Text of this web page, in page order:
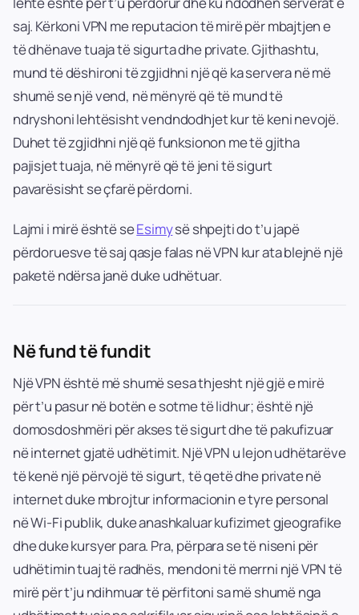
saj. Kërkoni VPN me reputacion të mirë për mbajtjen e
të dhënave tuaja të sigurta dhe private. Gjithashtu,
mund të dëshironi të zgjidhni një që ka servera në më
shumë se një vend, në mënyrë që të mund të
ndryshoni lehtësisht vendndodhjet kur të keni nevojë.
Duhet të zgjidhni një që funksionon me të gjitha
pajisjet tuaja, në mënyrë që të jeni të sigurt
pavarësisht se çfarë përdorni.
Lajmi i mirë është seEsimysë shpejti do t’u japë
përdoruesve të saj qasje falas në VPN kur ata blejnë një
paketë ndërsa janë duke udhëtuar.
Në fund të fundit
Një VPN është më shumë sesa thjesht një gjë e mirë
për t’u pasur në botën e sotme të lidhur; është një
domosdoshmëri për akses të sigurt dhe të pakufizuar
në internet gjatë udhëtimit. Një VPN u lejon udhëtarëve
të kenë një përvojë të sigurt, të qetë dhe private në
internet duke mbrojtur informacionin e tyre personal
në Wi-Fi publik, duke anashkaluar kufizimet gjeografike
dhe duke kursyer para. Pra, përpara se të niseni për
udhëtimin tuaj të radhës, mendoni të merrni një VPN të
mirë për t’ju ndihmuar të përfitoni sa më shumë nga